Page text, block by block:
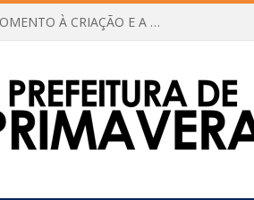
CHAMAMENTO PÚBLICO Nº 01/2026 – FOMENTO À CRIAÇÃO E A CIRCULAÇÃO DE PRODUÇÕES CULTURAIS – Aldir Blanc